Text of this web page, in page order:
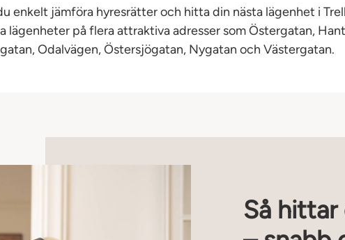
enkelt jämföra hyresrätter och hitta din nästa lägenhet i
lägenheter på flera attraktiva adresser som Östergatan,
Odalvägen, Östersjögatan, Nygatan och Västergatan.
Så